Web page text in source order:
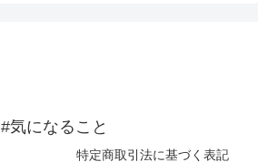
#気になること
特定商取引法に基づく表記